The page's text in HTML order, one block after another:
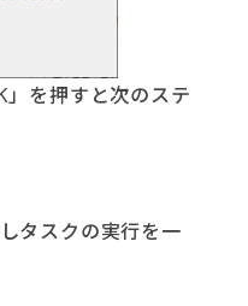
を押すと次のステ
タスクの実行を一